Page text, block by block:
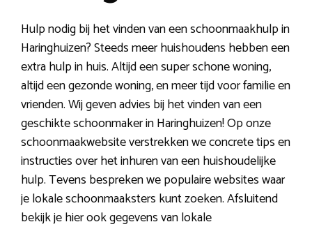
Hulp nodig bij het vinden van een schoonmaakhulp in
Haringhuizen? Steeds meer huishoudens hebben een
extra hulp in huis. Altijd een super schone woning,
altijd een gezonde woning, en meer tijd voor familie en
vrienden. Wij geven advies bij het vinden van een
geschikte schoonmaker in Haringhuizen! Op onze
schoonmaakwebsite verstrekken we concrete tips en
instructies over het inhuren van een huishoudelijke
hulp. Tevens bespreken we populaire websites waar
je lokale schoonmaaksters kunt zoeken. Afsluitend
bekijk je hier ook gegevens van lokale